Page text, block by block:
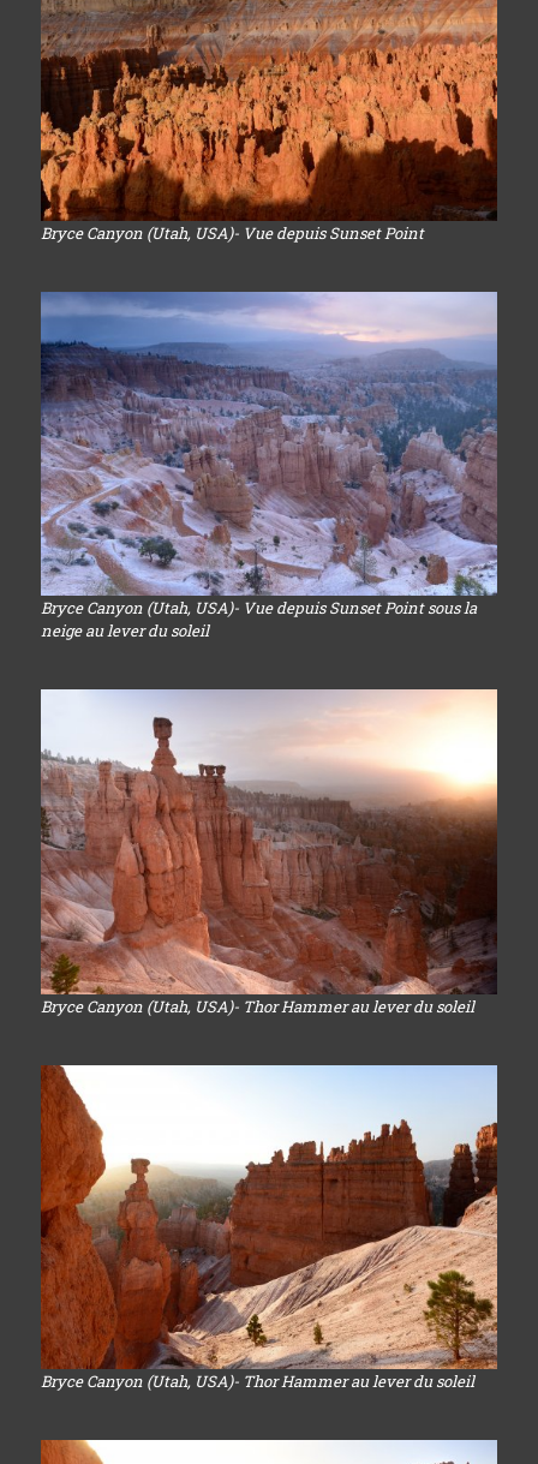
Bryce Canyon (Utah, USA)- Vue depuis Sunset Point
Bryce Canyon (Utah, USA)- Vue depuis Sunset Point sous la
neige au lever du soleil
Bryce Canyon (Utah, USA)- Thor Hammer au lever du soleil
Bryce Canyon (Utah, USA)- Thor Hammer au lever du soleil